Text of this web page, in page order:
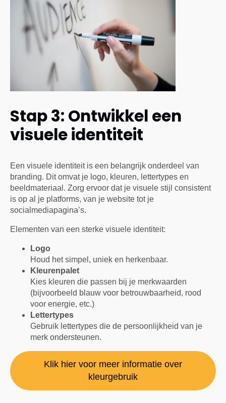
Stap 3: Ontwikkel een
visuele identiteit
Een visuele identiteit is een belangrijk onderdeel van
branding. Dit omvat je logo, kleuren, lettertypes en
beeldmateriaal. Zorg ervoor dat je visuele stijl consistent
is op al je platforms, van je website tot je
socialmediapagina’s.
Elementen van een sterke visuele identiteit:
Logo
Houd het simpel, uniek en herkenbaar.
Kleurenpalet
Kies kleuren die passen bij je merkwaarden
(bijvoorbeeld blauw voor betrouwbaarheid, rood
voor energie, etc.)
Lettertypes
Gebruik lettertypes die de persoonlijkheid van je
merk ondersteunen.
Klik hier voor meer informatie over
kleurgebruik